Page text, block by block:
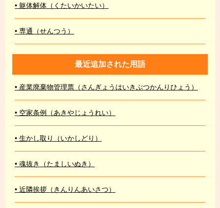
• 躯体解体（くたいかいたい）
• 専通（せんつう）
最近追加された用語
• 産業廃棄物管理票（さんぎょうはいきぶつかんりひょう）
• 空家条例（あきやじょうれい）
• 生かし取り（いかしどり）
• 魂抜き（たましいぬき）
• 近隣挨拶（きんりんあいさつ）